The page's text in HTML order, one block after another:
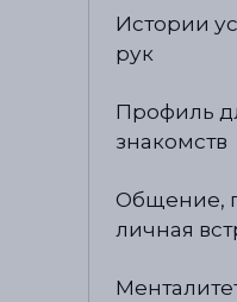
Истории
рук
Профиль
знакомств
Общение,
личная